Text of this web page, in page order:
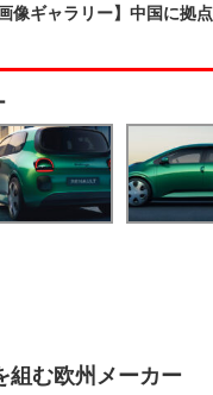
画像ギャラリー】中国に拠
組む欧州メーカー